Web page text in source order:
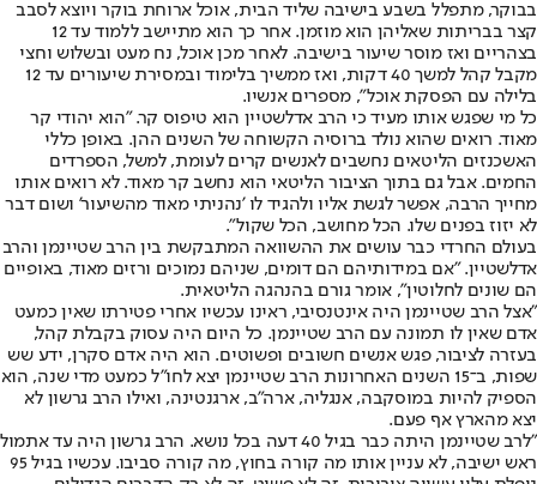
בבוקר, מתפלל בשבע בישיבה שליד הבית, אוכל ארוחת בוקר ויוצא לסבב
קצר בבריתות שאליהן הוא מוזמן. אחר כך הוא מתיישב ללמוד עד 12
בצהריים ואז מוסר שיעור בישיבה. לאחר מכן אוכל, נח מעט ובשלוש וחצי
מקבל קהל למשך 40 דקות, ואז ממשיך בלימוד ובמסירת שיעורים עד 12
בלילה עם הפסקת אוכל", מספרים אנשיו.
כל מי שפגש אותו מעיד כי הרב אדלשטיין הוא טיפוס קר. "הוא יהודי קר
מאוד. רואים שהוא נולד ברוסיה הקשוחה של השנים ההן. באופן כללי
האשכנזים הליטאים נחשבים לאנשים קרים לעומת, למשל, הספרדים
החמים. אבל גם בתוך הציבור הליטאי הוא נחשב קר מאוד. לא רואים אותו
מחייך הרבה, אפשר לגשת אליו ולהגיד לו 'נהניתי מאוד מהשיעור' ושום דבר
לא יזוז בפנים שלו. הכל מחושב, הכל שקול".
בעולם החרדי כבר עושים את ההשוואה המתבקשת בין הרב שטיינמן והרב
אדלשטיין. "אם במידותיהם הם דומים, שניהם נמוכים ורזים מאוד, באופיים
הם שונים לחלוטין", אומר גורם בהנהגה הליטאית.
"אצל הרב שטיינמן היה אינטנסיבי, ראינו עכשיו אחרי פטירתו שאין כמעט
אדם שאין לו תמונה עם הרב שטיינמן. כל היום היה עסוק בקבלת קהל,
בעזרה לציבור, פגש אנשים חשובים ופשוטים. הוא היה אדם סקרן, ידע שש
שפות, ב־15 השנים האחרונות הרב שטיינמן יצא לחו"ל כמעט מדי שנה, הוא
הספיק להיות במוסקבה, אנגליה, ארה"ב, ארגנטינה, ואילו הרב גרשון לא
יצא מהארץ אף פעם.
"לרב שטיינמן היתה כבר בגיל 40 דעה בכל נושא. הרב גרשון היה עד אתמול
ראש ישיבה, לא עניין אותו מה קורה בחוץ, מה קורה סביבו. עכשיו בגיל 95